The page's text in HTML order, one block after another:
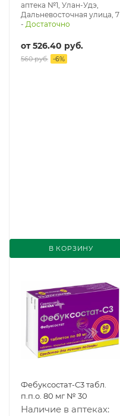
аптека №1, Улан-Удэ,
Дальневосточная улица, 7
- Достаточно
от526.40 руб.
560 руб. -6%
В КОРЗИНУ
Фебуксостат-С3 табл.
п.п.о. 80 мг № 30
Наличие в аптеках: